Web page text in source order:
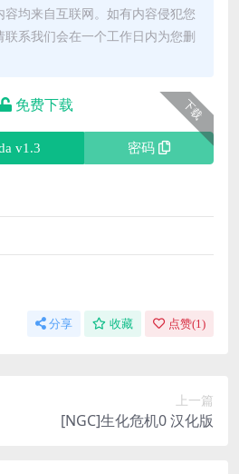
均来自互联网。如有内容侵犯您
系我们会在一个工作日内为您删
下载
免费下载
v1.3 密码
分享 收藏 点赞(1 )
上一篇
[NGC]生化危机0 汉化版